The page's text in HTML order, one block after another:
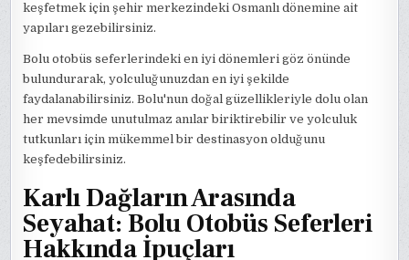
keşfetmek için şehir merkezindeki Osmanlı dönemine ait
yapıları gezebilirsiniz.
Bolu otobüs seferlerindeki en iyi dönemleri göz önünde
bulundurarak, yolculuğunuzdan en iyi şekilde
faydalanabilirsiniz. Bolu'nun doğal güzellikleriyle dolu olan
her mevsimde unutulmaz anılar biriktirebilir ve yolculuk
tutkunları için mükemmel bir destinasyon olduğunu
keşfedebilirsiniz.
Karlı Dağların Arasında
Seyahat: Bolu Otobüs Seferleri
Hakkında İpuçları